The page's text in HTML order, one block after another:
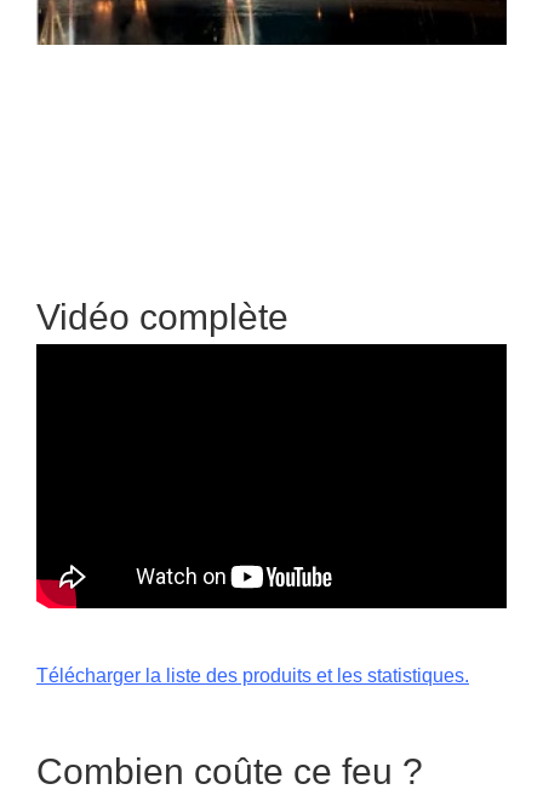
Vidéo complète
Télécharger la liste des produits et les statistiques.
Combien coûte ce feu ?